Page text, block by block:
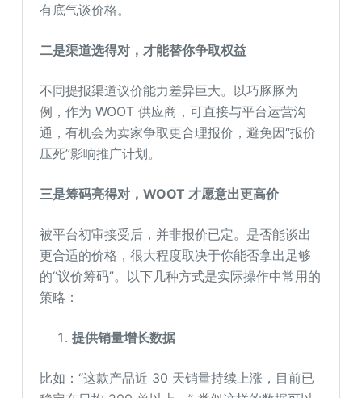
有底气谈价格。
二是渠道选得对，才能替你争取权益
不同提报渠道议价能力差异巨大。以巧豚豚为
例，作为 WOOT 供应商，可直接与平台运营沟
通，有机会为卖家争取更合理报价，避免因“报价
压死”影响推广计划。
三是筹码亮得对，WOOT 才愿意出更高价
被平台初审接受后，并非报价已定。是否能谈出
更合适的价格，很大程度取决于你能否拿出足够
的“议价筹码”。以下几种方式是实际操作中常用的
策略：
提供销量增长数据
比如：“这款产品近 30 天销量持续上涨，目前已